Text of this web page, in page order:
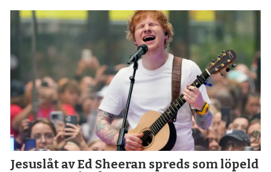
Jesuslåt av Ed Sheeran spreds som löpeld